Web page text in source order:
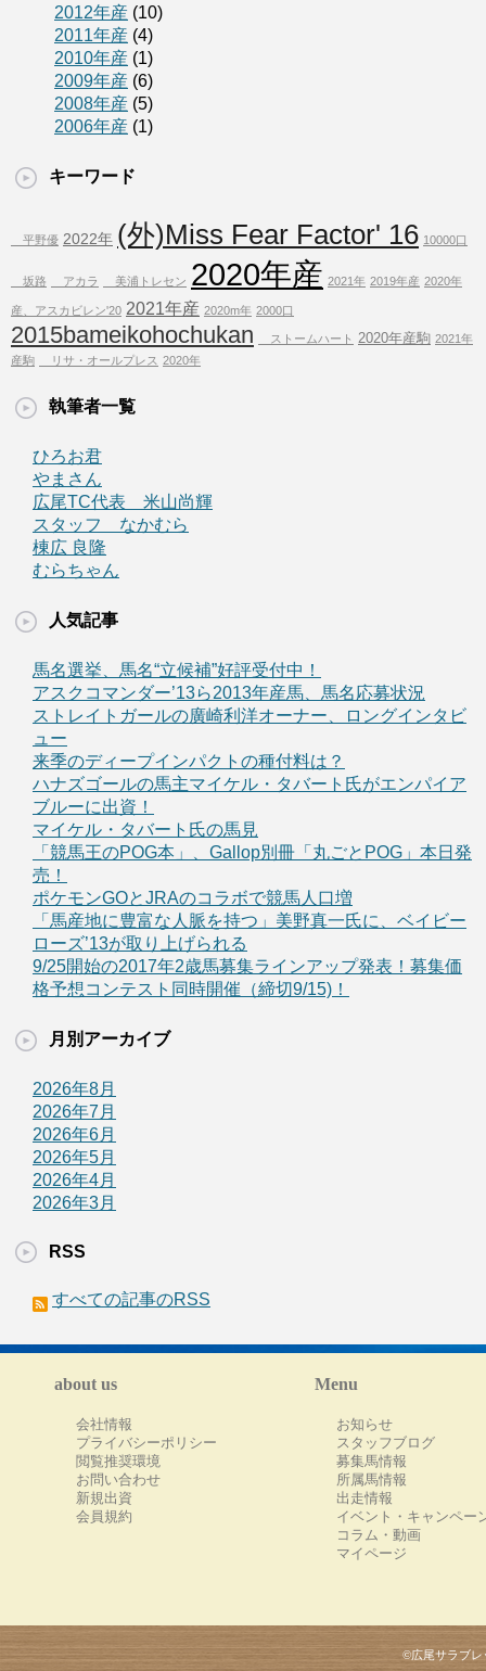
2012年産 (10)
2011年産 (4)
2010年産 (1)
2009年産 (6)
2008年産 (5)
2006年産 (1)
キーワード
平野優 2022年 (外)Miss Fear Factor' 16 10000口
坂路 アカラ 美浦トレセン 2020年産 2021年 2019年産 2020年
産、アスカビレン'20 2021年産 2020m年 2000口
2015bameikohochukan ストームハート 2020年産駒 2021年
産駒
リサ・オールプレス 2020年
執筆者一覧
ひろお君
やまさん
広尾TC代表 米山尚輝
スタッフ なかむら
棟広 良隆
むらちゃん
人気記事
馬名選挙、馬名“立候補”好評受付中！
アスクコマンダー’13ら2013年産馬、馬名応募状況
ストレイトガールの廣崎利洋オーナー、ロングインタビ
ュー
来季のディープインパクトの種付料は？
ハナズゴールの馬主マイケル・タバート氏がエンパイア
ブルーに出資！
マイケル・タバート氏の馬見
「競馬王のPOG本」、Gallop別冊「丸ごとPOG」本日発
売！
ポケモンGOとJRAのコラボで競馬人口増
「馬産地に豊富な人脈を持つ」美野真一氏に、ベイビー
ローズ’13が取り上げられる
9/25開始の2017年2歳馬募集ラインアップ発表！募集価
格予想コンテスト同時開催（締切9/15)！
月別アーカイブ
2026年8月
2026年7月
2026年6月
2026年5月
2026年4月
2026年3月
RSS
すべての記事のRSS